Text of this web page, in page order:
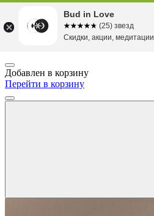
Добавлен в корзину
Перейти в корзину
Bud in Love
☆☆☆☆☆
★★★★★ (25) звезд
Скидки, акции, медитации